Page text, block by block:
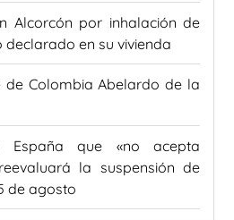
Alcorcón por inhalación de
declarado en su vivienda
de Colombia Abelardo de la
España que «no acepta
la suspensión de
de agosto